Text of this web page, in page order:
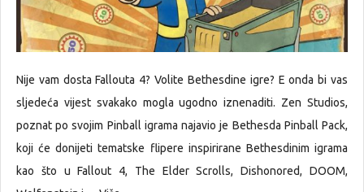
Nije vam dosta Fallouta 4? Volite Bethesdine igre? E onda bi vas
sljedeća vijest svakako mogla ugodno iznenaditi. Zen Studios,
poznat po svojim Pinball igrama najavio je Bethesda Pinball Pack,
koji će donijeti tematske flipere inspirirane Bethesdinim igrama
kao što u Fallout 4, The Elder Scrolls, Dishonored, DOOM,